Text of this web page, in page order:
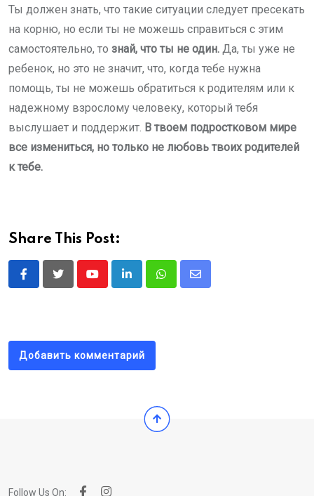
Ты должен знать, что такие ситуации следует пресекать
на корню, но если ты не можешь справиться с этим
самостоятельно, то знай, что ты не один. Да, ты уже не
ребенок, но это не значит, что, когда тебе нужна
помощь, ты не можешь обратиться к родителям или к
надежному взрослому человеку, который тебя
выслушает и поддержит. В твоем подростковом мире
все измениться, но только не любовь твоих родителей
к тебе.
Share This Post:
YoutubeLinkedInWhatsappShare
Добавить комментарий
Follow Us On: